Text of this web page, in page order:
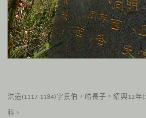
洪适(1117-1184) 字景伯，皓長子。紹興12年
科。